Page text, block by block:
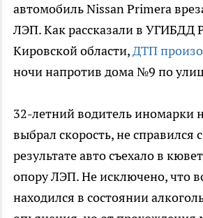
автомобиль Nissan Primera
ЛЭП. Как рассказали в УГИБДД
Кировской области,ДТП
ночи напротив дома №9 по
32-летний водитель иномарки
выбрал скорость, не справился
результате авто съехало в
опору ЛЭП. Не исключено, что
находился в состоянии